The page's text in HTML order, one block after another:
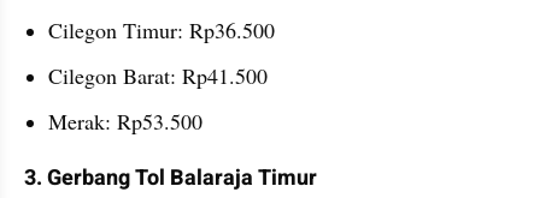
Cilegon Timur: Rp36.500
Cilegon Barat: Rp41.500
Merak: Rp53.500
3. Gerbang Tol Balaraja Timur